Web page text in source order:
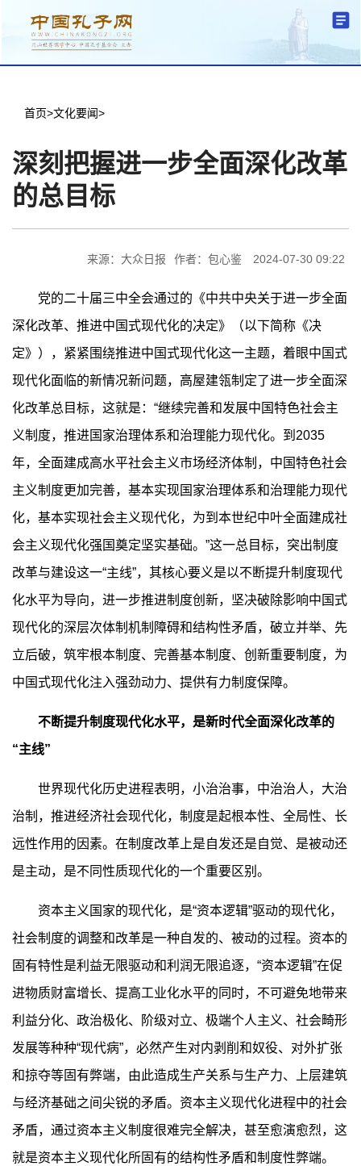
首页>文化要闻>
深刻把握进一步全面深化改革
的总目标
来源：大众日报 作者：包心鉴 2024-07-30 09:22
党的二十届三中全会通过的《中共中央关于进一步全面
深化改革、推进中国式现代化的决定》（以下简称《决
定》），紧紧围绕推进中国式现代化这一主题，着眼中国式
现代化面临的新情况新问题，高屋建瓴制定了进一步全面深
化改革总目标，这就是：“继续完善和发展中国特色社会主
义制度，推进国家治理体系和治理能力现代化。到2035
年，全面建成高水平社会主义市场经济体制，中国特色社会
主义制度更加完善，基本实现国家治理体系和治理能力现代
化，基本实现社会主义现代化，为到本世纪中叶全面建成社
会主义现代化强国奠定坚实基础。”这一总目标，突出制度
改革与建设这一“主线”，其核心要义是以不断提升制度现代
化水平为导向，进一步推进制度创新，坚决破除影响中国式
现代化的深层次体制机制障碍和结构性矛盾，破立并举、先
立后破，筑牢根本制度、完善基本制度、创新重要制度，为
中国式现代化注入强劲动力、提供有力制度保障。
不断提升制度现代化水平，是新时代全面深化改革的
“主线”
世界现代化历史进程表明，小治治事，中治治人，大治
治制，推进经济社会现代化，制度是起根本性、全局性、长
远性作用的因素。在制度改革上是自发还是自觉、是被动还
是主动，是不同性质现代化的一个重要区别。
资本主义国家的现代化，是“资本逻辑”驱动的现代化，
社会制度的调整和改革是一种自发的、被动的过程。资本的
固有特性是利益无限驱动和利润无限追逐，“资本逻辑”在促
进物质财富增长、提高工业化水平的同时，不可避免地带来
利益分化、政治极化、阶级对立、极端个人主义、社会畸形
发展等种种“现代病”，必然产生对内剥削和奴役、对外扩张
和掠夺等固有弊端，由此造成生产关系与生产力、上层建筑
与经济基础之间尖锐的矛盾。资本主义现代化进程中的社会
矛盾，通过资本主义制度很难完全解决，甚至愈演愈烈，这
就是资本主义现代化所固有的结构性矛盾和制度性弊端。